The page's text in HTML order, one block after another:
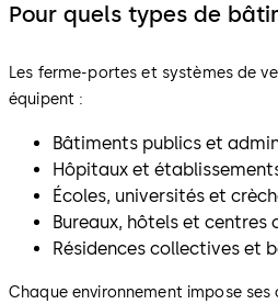
Pour quels types de
Les ferme-portes et systèmes de
équipent :
Bâtiments publics et
Hôpitaux et
Écoles, universités et
Bureaux, hôtels et centres
Résidences collectives et
Chaque environnement impose